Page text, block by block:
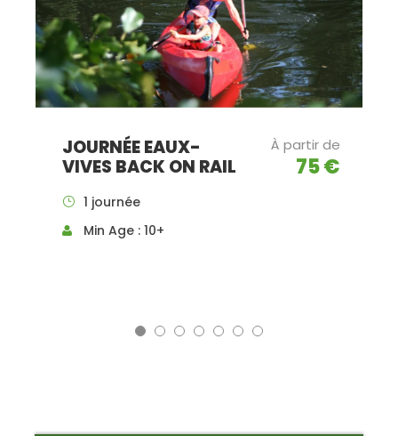
JOURNÉE EAUX-
VIVES BACK ON RAIL
À partir de
75 €
1 journée
Min Age : 10+